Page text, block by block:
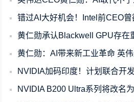
错过AI大好机会！Intel前CEO曾欲收购
黄仁勋承认Blackwell GPU存在重大缺陷
黄仁勋：AI带来新工业革命 英伟达
NVIDIA加码印度！计划联合开发量
NVIDIA B200 Ultra系列将改名为B300！首次